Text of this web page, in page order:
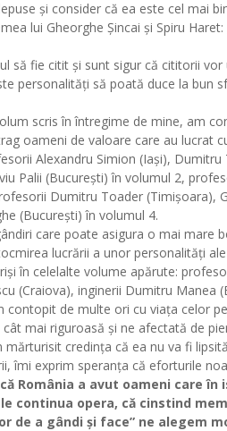
și consider că ea este cel mai
lui Gheorghe Șincai și Spiru
să fie citit și sunt sigur că cititorii
personalități să poată duce la bun
scris în întregime de mine, am
oameni de valoare care au lucrat
Alexandru Simion (Iași),
Palii (București) în volumul 2,
Dumitru Toader (Timișoara),
(București) în volumul 4.
care poate asigura o mai mare
lucrării a unor personalități
în celelalte volume apărute:
(Craiova), inginerii Dumitru Manea
de multe ori cu viața celor
mai riguroasă și ne afectată de
mărturisit credința că ea nu va fi
îmi exprim speranța că eforturile
că România a avut oameni care
continua opera, că cinstind
de a gândi și face” ne alegem